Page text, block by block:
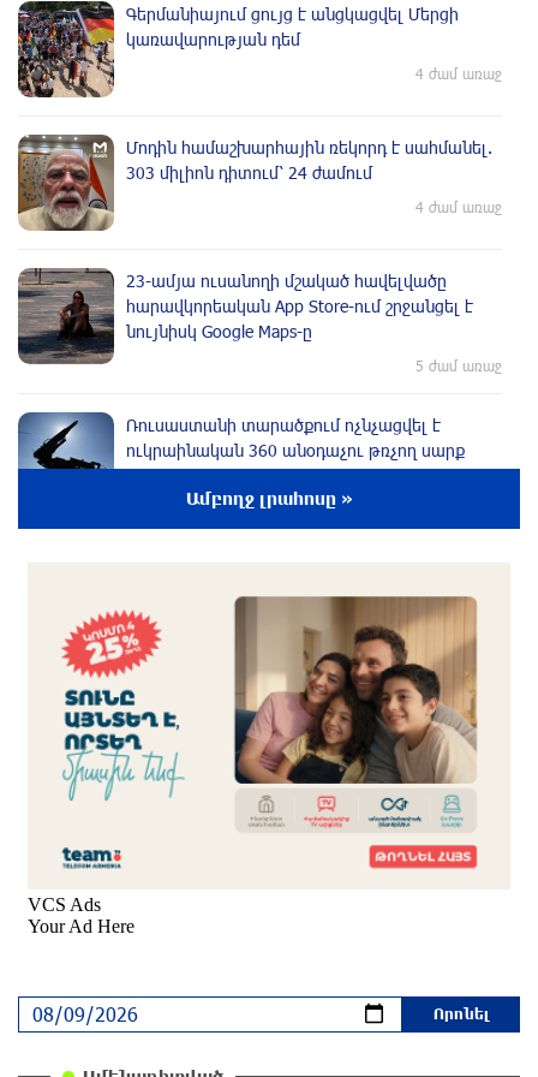
Գերմանիայում ցույց է անցկացվել Մերցի
կառավարության դեմ
4 ժամ առաջ
Մոդին համաշխարհային ռեկորդ է սահմանել.
303 միլիոն դիտում՝ 24 ժամում
4 ժամ առաջ
23-ամյա ուսանողի մշակած հավելվածը
հարավկորեական App Store-ում շրջանցել է
նույնիսկ Google Maps-ը
5 ժամ առաջ
Ռուսաստանի տարածքում ոչնչացվել է
ուկրաինական 360 անօդաչու թռչող սարք
հասցեներում լույս չի լինելու
5 ժամ առաջ
Ողբերգական դեպք՝ Երևանում․ Կիևյան
կամրջի տակ հայտնաբերվել է տղամարդու
մարմին
6 ժամ առաջ
Ադրբեջանի Սարով գյուղում տանը 18-ամյա
6 ժամ առաջ
Ամբողջ լրահոսը »